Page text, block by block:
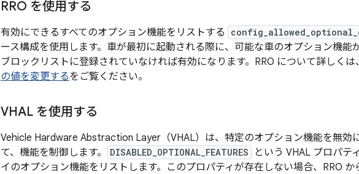
RRO を使用する
有効にできるすべてのオプション機能をリストする
ース構成を使用します。車が最初に起動される際に、可能な車のオプション機能
ブロックリストに登録されていなければ有効になります。RRO について詳しくは、
の値を変更するをご覧ください。
VHAL を使用する
Vehicle Hardware Abstraction Layer（VHAL）は、特定のオプション機能を無効
て、機能を制御します。
DISABLED_OPTIONAL_FEATURES
という VHAL プロパテ
イのオプション機能をリストします。このプロパティが存在しない場合、RRO